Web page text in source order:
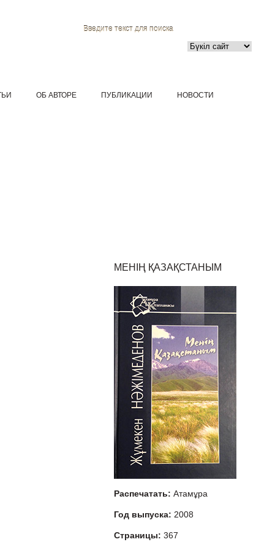
Введите текст для поиска
ОБ АВТОРЕ ПУБЛИКАЦИИ НОВОСТИ
МЕНІҢ ҚАЗАҚСТАНЫМ
Распечатать: Атамұра
Год выпуска: 2008
Страницы: 367